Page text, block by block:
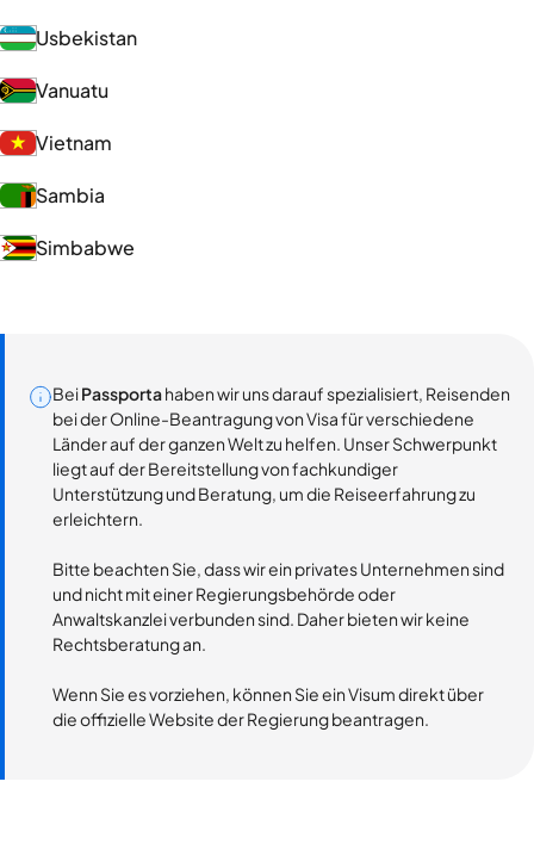
Usbekistan
Vanuatu
Vietnam
Sambia
Simbabwe
BeiPassportahaben wir uns darauf spezialisiert, Reisenden
bei der Online-Beantragung von Visa für verschiedene
Länder auf der ganzen Welt zu helfen. Unser Schwerpunkt
liegt auf der Bereitstellung von fachkundiger
Unterstützung und Beratung, um die Reiseerfahrung zu
erleichtern.
Bitte beachten Sie, dass wir ein privates Unternehmen sind
und nicht mit einer Regierungsbehörde oder
Anwaltskanzlei verbunden sind. Daher bieten wir keine
Rechtsberatung an.
Wenn Sie es vorziehen, können Sie ein Visum direkt über
die offizielle Website der Regierung beantragen.